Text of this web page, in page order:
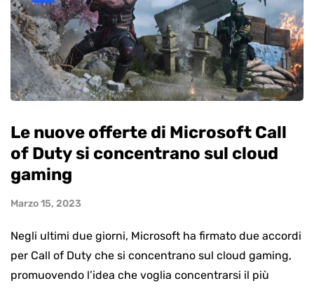
Le nuove offerte di Microsoft Call
of Duty si concentrano sul cloud
gaming
Marzo 15, 2023
Negli ultimi due giorni, Microsoft ha firmato due accordi
per Call of Duty che si concentrano sul cloud gaming,
promuovendo l’idea che voglia concentrarsi il più